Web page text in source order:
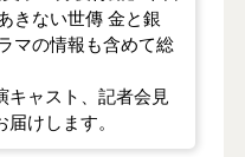
きない世傳 金と銀
マの情報も含めて総
キャスト、記者会見
けします。